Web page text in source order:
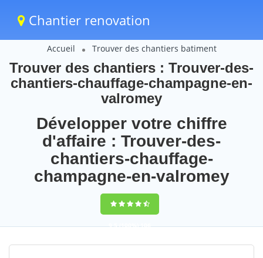
Chantier renovation
Accueil Trouver des chantiers batiment
Trouver des chantiers : Trouver-des-
chantiers-chauffage-champagne-en-
valromey
Développer votre chiffre
d'affaire : Trouver-des-
chantiers-chauffage-
champagne-en-valromey
9,5(100%)106
votes